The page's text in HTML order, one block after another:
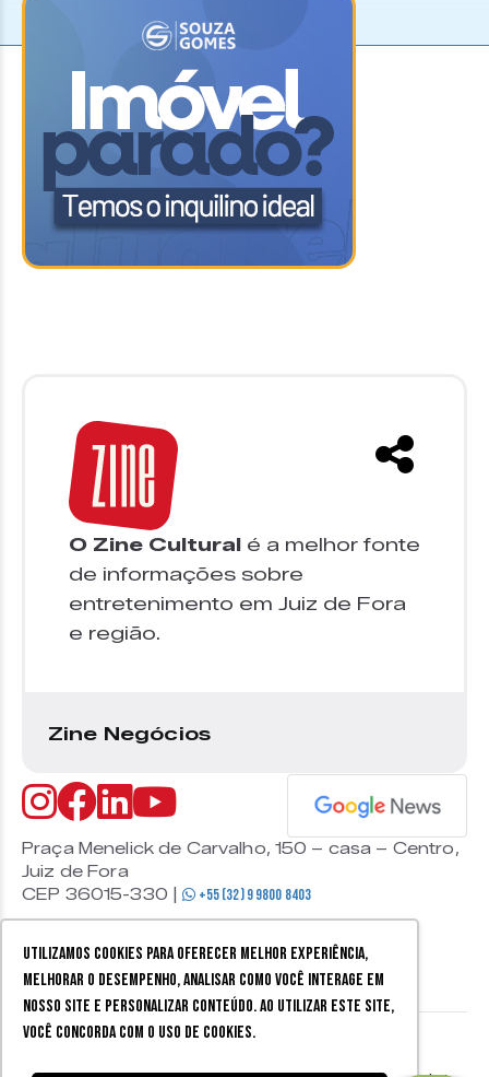
Utilizamos cookies para oferecer melhor experiência,
melhorar o desempenho, analisar como você interage em
nosso site e personalizar conteúdo. Ao utilizar este site,
você concorda com o uso de cookies.
O Zine Cultural é a melhor fonte
de informações sobre
entretenimento em Juiz de Fora
e região.
Zine Negócios
Praça Menelick de Carvalho, 150 – casa – Centro,
Juiz de Fora
CEP 36015-330 |
+55 (32) 9 9800 8403